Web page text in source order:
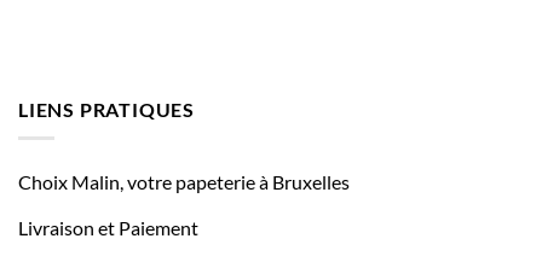
LIENS PRATIQUES
Choix Malin, votre papeterie à Bruxelles
Livraison et Paiement